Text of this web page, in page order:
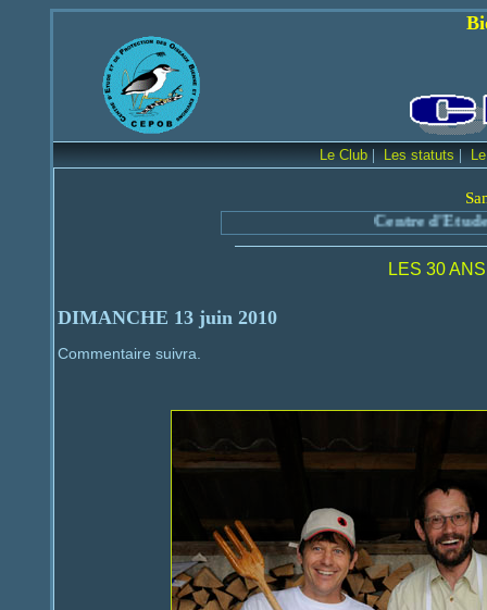
Bienvenue sur
Le Club | Les statuts |
Centre d'Etude
LES 30
DIMANCHE 13 juin 2010
Commentaire suivra.